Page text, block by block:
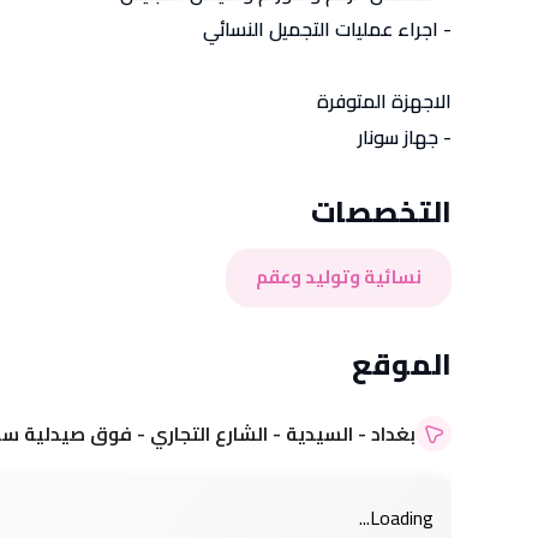
التسجيل عن طريق Google
التسجيل عن طريق Apple
التسجيل عن طريق Google
التسجيل عن طريق Apple
- اجراء عمليات التجميل النسائي
الاجهزة المتوفرة
- جهاز سونار
التخصصات
نسائية وتوليد وعقم
الموقع
بغداد - السيدية - الشارع التجاري - فوق
Loading...